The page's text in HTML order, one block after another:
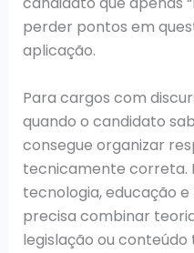
perder pontos em
aplicação.
Para cargos com
quando o candidato
consegue organizar
tecnicamente correta.
tecnologia, educação
precisa combinar
legislação ou conteúdo